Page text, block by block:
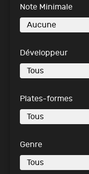
Note Minimale
Développeur
Plates-formes
Genre